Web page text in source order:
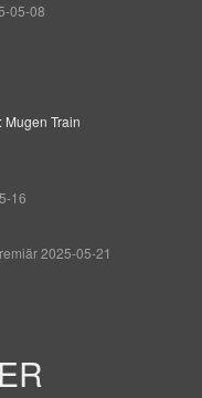
05-08
Mugen Train
16
2025-05-21